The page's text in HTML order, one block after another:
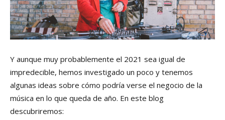
Y aunque muy probablemente el 2021 sea igual de
impredecible, hemos investigado un poco y tenemos
algunas ideas sobre cómo podría verse el negocio de la
música en lo que queda de año. En este blog
descubriremos: